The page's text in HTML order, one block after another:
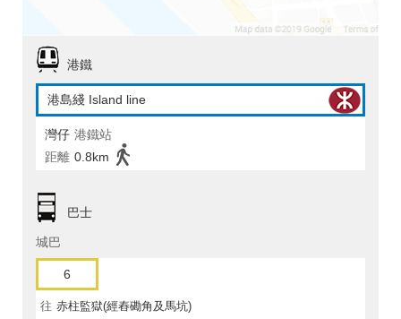
港鐵
港島綫 Island line
灣仔 港鐵站
距離 0.8km
巴士
城巴
6
往 赤柱監獄(經舂磡角及馬坑)